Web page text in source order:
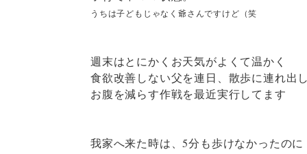
うちは子どもじゃなく爺さんですけど（笑
週末はとにかくお天気がよくて温かく
食欲改善しない父を連日、散歩に連れ出し
お腹を減らす作戦を最近実行してます
我家へ来た時は、5分も歩けなかったのに